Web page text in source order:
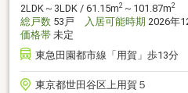
2LDK～3LDK / 61.15m2 ～101.87m2
総戸数 53戸 入居可能時期 2026年
価格帯 未定
東急田園都市線「用賀」歩13分
東京都世田谷区上用賀５